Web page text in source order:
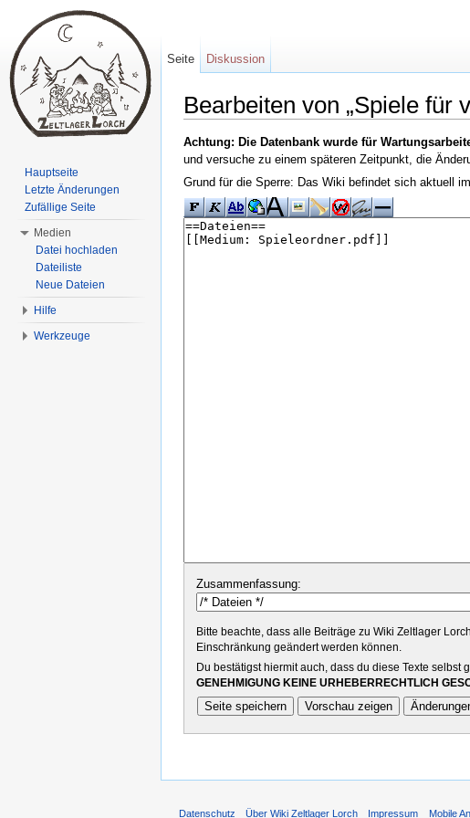
Bearbeiten von „Spiele für
Achtung: Die Datenbank wurde für
und versuche zu einem späteren Zeitpunkt, die
Grund für die Sperre: Das Wiki befindet sich aktuell
Zusammenfassung:
Bitte beachte, dass alle Beiträge zu Wiki Zeltlager
Einschränkung geändert werden können.
Du bestätigst hiermit auch, dass du diese Texte
GENEHMIGUNG KEINE URHEBERRECHTLICH
Seite Diskussion
Hauptseite
Letzte Änderungen
Zufällige Seite
Medien
Datei hochladen
Dateiliste
Neue Dateien
Hilfe
Werkzeuge
Datenschutz Über Wiki Zeltlager Lorch Impressum Mobile